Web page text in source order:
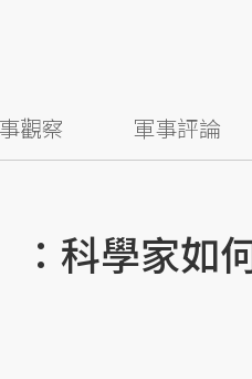
觀察 軍事評論
：科學家如